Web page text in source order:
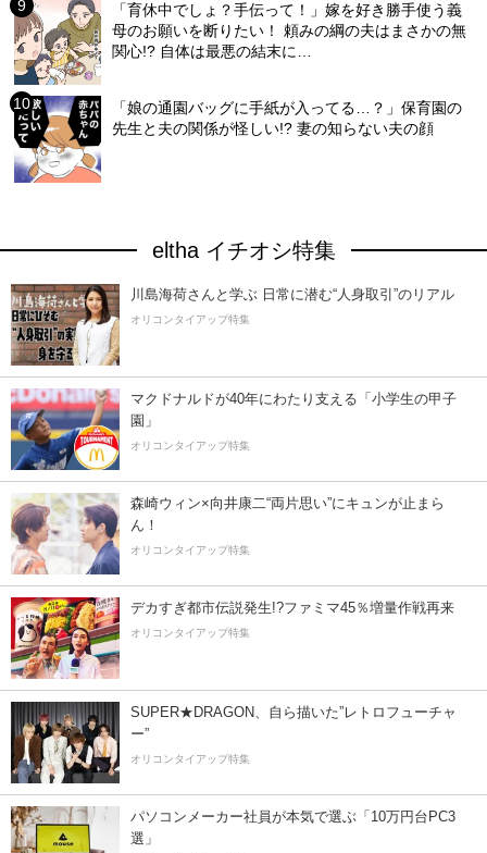
「育休中でしょ？手伝って！」嫁を好き勝手使う義
母のお願いを断りたい！ 頼みの綱の夫はまさかの無
関心!? 自体は最悪の結末に…
「娘の通園バッグに手紙が入ってる…？」保育園の
先生と夫の関係が怪しい!? 妻の知らない夫の顔
eltha イチオシ特集
川島海荷さんと学ぶ 日常に潜む“人身取引”のリアル
オリコンタイアップ特集
マクドナルドが40年にわたり支える「小学生の甲子
園」
オリコンタイアップ特集
森崎ウィン×向井康二“両片思い”にキュンが止まら
ん！
オリコンタイアップ特集
デカすぎ都市伝説発生!?ファミマ45％増量作戦再来
オリコンタイアップ特集
SUPER★DRAGON、自ら描いた”レトロフューチャ
ー”
オリコンタイアップ特集
パソコンメーカー社員が本気で選ぶ「10万円台PC3
選」